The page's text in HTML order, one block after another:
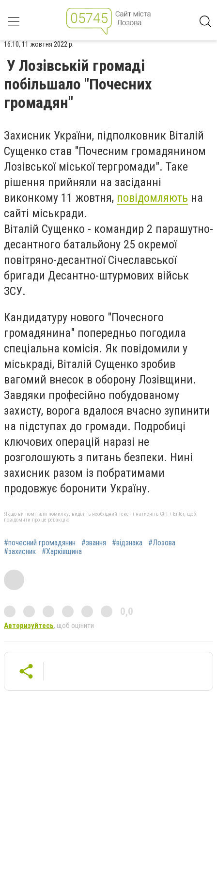
16:10, 11 жовтня 2022 р.
У Лозівській громаді
побільшало "Почесних
громадян"
Захисник України, підполковник Віталій
Сущенко став "Почесним громадянином
Лозівської міської тергромади". Таке
рішення прийняли на засіданні
виконкому 11 жовтня, повідомляють на
сайті міськради.
Віталій Сущенко - командир 2 парашутно-
десантного батальйону 25 окремої
повітряно-десантної Січеславської
бригади Десантно-штурмових військ
ЗСУ.
Кандидатуру нового "Почесного
громадянина" попередньо погодила
спеціальна комісія. Як повідомили у
міськраді, Віталій Сущенко зробив
вагомий внесок в оборону Лозівщини.
Завдяки професійно побудованому
захисту, ворога вдалося вчасно зупинити
на підступах до громади. Подробиці
ключових операцій наразі не
розголошують з питань безпеки. Нині
захисник разом із побратимами
продовжує боронити Україну.
Якщо ви помітили помилку, виділіть необхідний текст і натисніть Ctrl + Enter, щоб
повідомити про це редакцію
#почесний громадянин #звання #відзнака
#Лозова
#захисник
#Харківщина
0,0
Авторизуйтесь, щоб оцінити